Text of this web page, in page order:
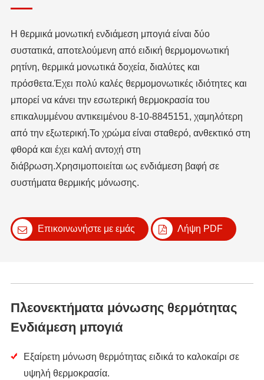
Η θερμικά μονωτική ενδιάμεση μπογιά είναι δύο
συστατικά, αποτελούμενη από ειδική θερμομονωτική
ρητίνη, θερμικά μονωτικά δοχεία, διαλύτες και
πρόσθετα.Έχει πολύ καλές θερμομονωτικές ιδιότητες και
μπορεί να κάνει την εσωτερική θερμοκρασία του
επικαλυμμένου αντικειμένου 8-10-8845151, χαμηλότερη
από την εξωτερική.Το χρώμα είναι σταθερό, ανθεκτικό στη
φθορά και έχει καλή αντοχή στη
διάβρωση.Χρησιμοποιείται ως ενδιάμεση βαφή σε
συστήματα θερμικής μόνωσης.
Επικοινωνήστε με εμάς Λήψη PDF
Πλεονεκτήματα μόνωσης θερμότητας
Ενδιάμεση μπογιά
Εξαίρετη μόνωση θερμότητας ειδικά το καλοκαίρι σε
υψηλή θερμοκρασία.